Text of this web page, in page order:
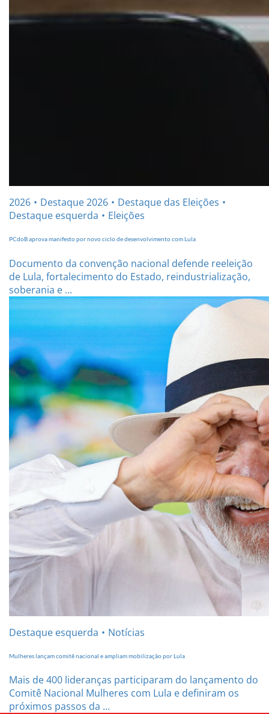
2026 Destaque 2026
Destaque das Eleições
Destaque esquerda
Eleições
PCdoB aprova manifesto por novo ciclo de desenvolvimento com Lula
Documento da convenção nacional defende reeleição
de Lula, fortalecimento do Estado, reindustrialização,
soberania e ...
Destaque esquerda Notícias
Mulheres lançam comitê nacional e ampliam mobilização por Lula
Mais de 400 lideranças participaram do lançamento do
Comitê Nacional Mulheres com Lula e definiram os
próximos passos da ...